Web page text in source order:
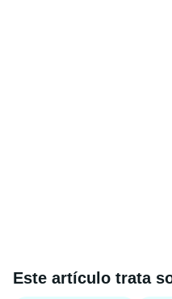
Este artículo trata